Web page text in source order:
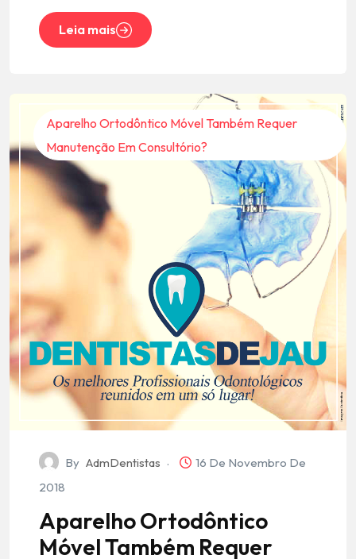
Leia mais
Aparelho Ortodôntico Móvel Também Requer
Manutenção Em Consultório?
By AdmDentistas
16 De Novembro De
2018
Aparelho Ortodôntico
Móvel Também Requer